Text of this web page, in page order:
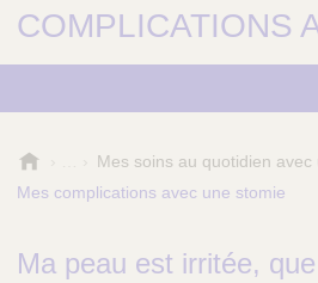
COMPLICATIONS
r
Mes soins au quotidien avec
Mes complications avec une stomie
Ma peau est irritée,